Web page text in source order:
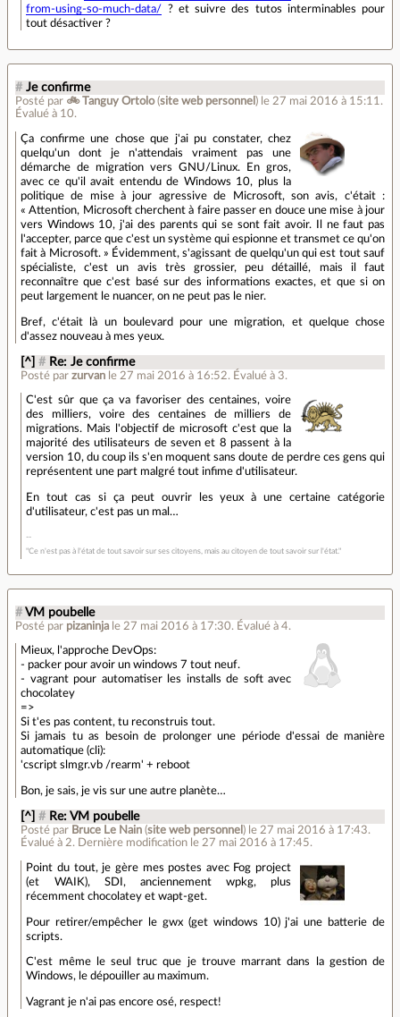
from-using-so-much-data/
? et suivre des tutos interminables pour
tout désactiver ?
# Je confirme
Posté par 🚲 Tanguy Ortolo(site web personnel ) le 27 mai 2016 à 15:11 .
Évalué à 10.
Ça confirme une chose que j'ai pu constater, chez
quelqu'un dont je n'attendais vraiment pas une
démarche de migration vers GNU/Linux. En gros,
avec ce qu'il avait entendu de Windows 10, plus la
politique de mise à jour agressive de Microsoft, son avis, c'était :
« Attention, Microsoft cherchent à faire passer en douce une mise à jour
vers Windows 10, j'ai des parents qui se sont fait avoir. Il ne faut pas
l'accepter, parce que c'est un système qui espionne et transmet ce qu'on
fait à Microsoft. » Évidemment, s'agissant de quelqu'un qui est tout sauf
spécialiste, c'est un avis très grossier, peu détaillé, mais il faut
reconnaître que c'est basé sur des informations exactes, et que si on
peut largement le nuancer, on ne peut pas le nier.
Bref, c'était là un boulevard pour une migration, et quelque chose
d'assez nouveau à mes yeux.
[^] # Re: Je confirme
Posté parzurvan le 27 mai 2016 à 16:52. Évalué à 3.
C'est sûr que ça va favoriser des centaines, voire
des milliers, voire des centaines de milliers de
migrations. Mais l'objectif de microsoft c'est que la
majorité des utilisateurs de seven et 8 passent à la
version 10, du coup ils s'en moquent sans doute de perdre ces gens qui
représentent une part malgré tout infime d'utilisateur.
En tout cas si ça peut ouvrir les yeux à une certaine catégorie
d'utilisateur, c'est pas un mal…
"Ce n'est pas à l'état de tout savoir sur ses citoyens, mais au citoyen de tout savoir sur l'état."
# VM poubelle
Posté par pizaninja le 27 mai 2016 à 17:30. Évalué à 4.
Mieux, l'approche DevOps:
- packer pour avoir un windows 7 tout neuf.
- vagrant pour automatiser les installs de soft avec
chocolatey
=>
Si t'es pas content, tu reconstruis tout.
Si jamais tu as besoin de prolonger une période d'essai de manière
automatique (cli):
'cscript slmgr.vb /rearm' + reboot
Bon, je sais, je vis sur une autre planète…
[^] # Re: VM poubelle
Posté par Bruce Le Nain (site web personnel ) le 27 mai 2016 à 17:43.
Évalué à 2. Dernière modification le 27 mai 2016 à 17:45.
Point du tout, je gère mes postes avec Fog project
(et WAIK), SDI, anciennement wpkg, plus
récemment chocolatey et wapt-get.
Pour retirer/empêcher le gwx (get windows 10) j'ai une batterie de
scripts.
C'est même le seul truc que je trouve marrant dans la gestion de
Windows, le dépouiller au maximum.
Vagrant je n'ai pas encore osé, respect!